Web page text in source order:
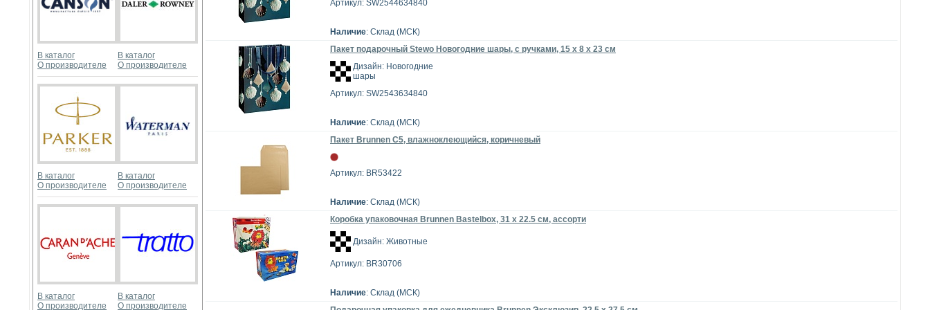
В каталог
О производителе
В каталог
О производителе
В каталог
О производителе
В каталог
О производителе
В каталог
О производителе
В каталог
О производителе
Артикул: SW2544634840
Наличие: Склад (МСК)
Пакет подарочный Stewo Новогодние шары, с ручками, 15 х 8 х 23 см
Дизайн: Новогодние
шары
Артикул: SW2543634840
Наличие: Склад (МСК)
Пакет Brunnen С5, влажноклеющийся, коричневый
Артикул: BR53422
Наличие: Склад (МСК)
Коробка упаковочная Brunnen Bastelbox, 31 х 22.5 см, ассорти
Дизайн: Животные
Артикул: BR30706
Наличие: Склад (МСК)